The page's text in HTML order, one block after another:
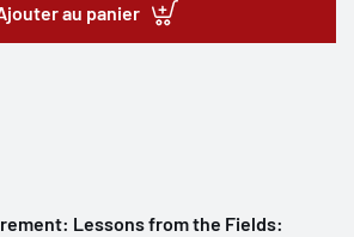
au panier
Lessons from the Fields: